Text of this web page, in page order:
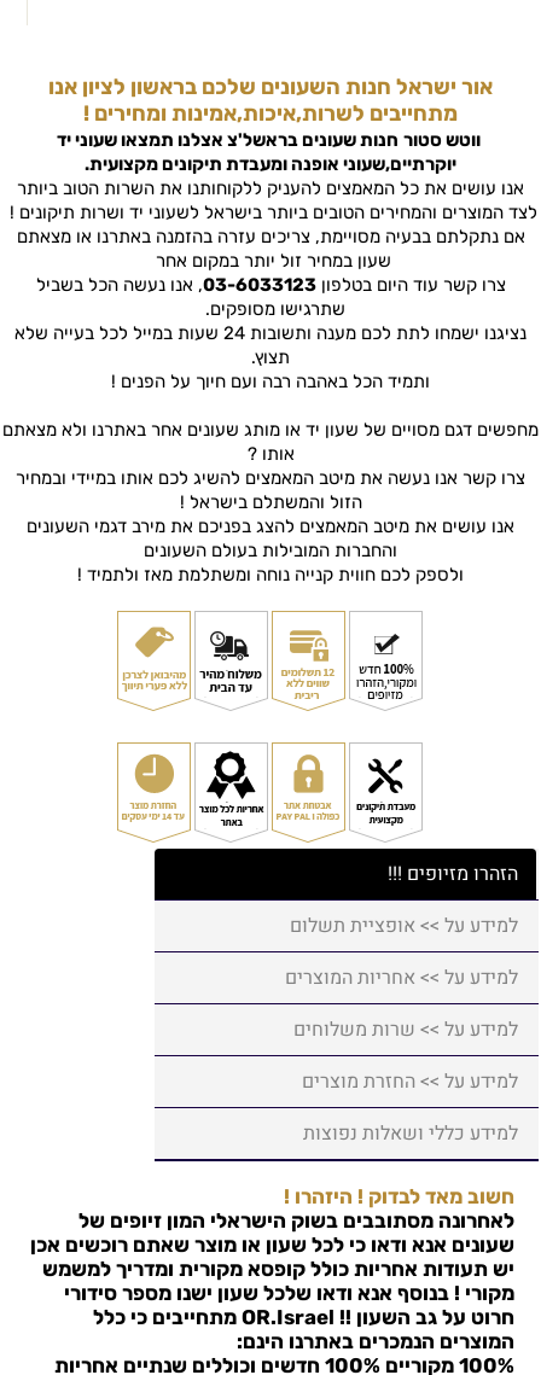
אור ישראל חנות השעונים שלכם בראשון לציון אנו
מתחייבים לשרות,איכות,אמינות ומחירים !
ווטש סטור חנות שעונים בראשל'צ אצלנו תמצאו שעוני יד
יוקרתיים,שעוני אופנה ומעבדת תיקונים מקצועית.
אנו עושים את כל המאמצים להעניק ללקוחותנו את השרות הטוב ביותר
לצד המוצרים והמחירים הטובים ביותר בישראל לשעוני יד ושרות תיקונים !
אם נתקלתם בבעיה מסויימת, צריכים עזרה בהזמנה באתרנו או מצאתם
שעון במחיר זול יותר במקום אחר
צרו קשר עוד היום בטלפון03-6033123, אנו נעשה הכל בשביל
שתרגישו מסופקים.
נציגנו ישמחו לתת לכם מענה ותשובות 24 שעות במייל לכל בעייה שלא
תצוץ.
ותמיד הכל באהבה רבה ועם חיוך על הפנים !
מחפשים דגם מסויים של שעון יד או מותג שעונים אחר באתרנו ולא מצאתם
אותו ?
צרו קשר אנו נעשה את מיטב המאמצים להשיג לכם אותו במיידי ובמחיר
הזול והמשתלם בישראל !
אנו עושים את מיטב המאמצים להצג בפניכם את מירב דגמי השעונים
והחברות המובילות בעולם השעונים
ולספק לכם חווית קנייה נוחה ומשתלמת מאז ולתמיד !
הזהרו מזיופים !!!
למידע על >> אופציית תשלום
למידע על >> אחריות המוצרים
למידע על >> שרות משלוחים
למידע על >> החזרת מוצרים
למידע כללי ושאלות נפוצות
חשוב מאד לבדוק ! היזהרו !
לאחרונה מסתובבים בשוק הישראלי המון זיופים של
שעונים אנא ודאו כי לכל שעון או מוצר שאתם רוכשים אכן
יש תעודות אחריות כולל קופסא מקורית ומדריך למשמש
מקורי ! בנוסף אנא ודאו שלכל שעון ישנו מספר סידורי
חרוט על גב השעון !! OR.Israel מתחייבים כי כלל
המוצרים הנמכרים באתרנו הינם:
100% מקוריים 100% חדשים וכוללים שנתיים אחריות